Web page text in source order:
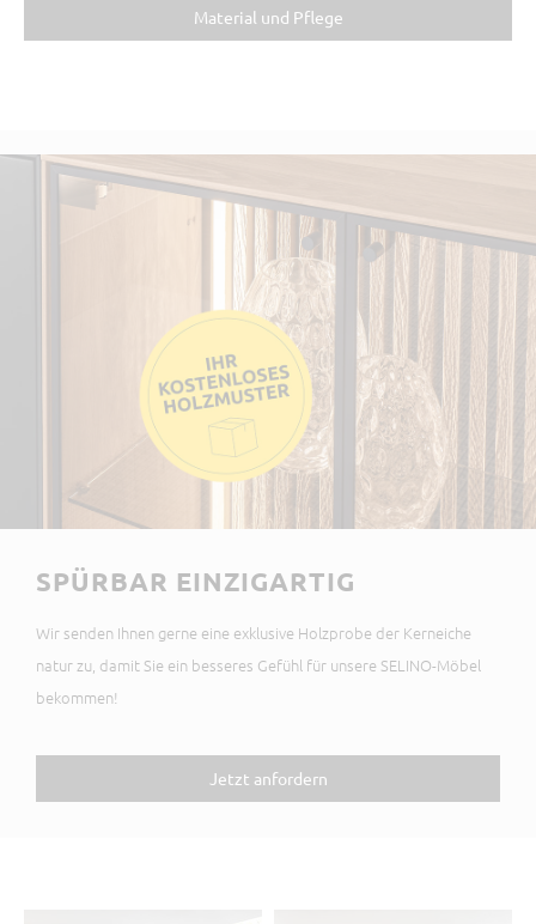
Material und Pflege
SPÜRBAR EINZIGARTIG
Wir senden Ihnen gerne eine exklusive Holzprobe der Kerneiche
natur zu, damit Sie ein besseres Gefühl für unsere SELINO-Möbel
bekommen!
Jetzt anfordern